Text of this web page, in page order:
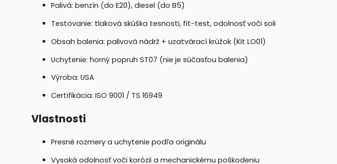
Palivá: benzín (do E20), diesel (do B5)
Testovanie: tlaková skúška tesnosti, fit-test, odolnosť voči soli
Obsah balenia: palivová nádrž + uzatvárací krúžok (Kit LO01)
Uchytenie: horný popruh ST07 (nie je súčasťou balenia)
Výroba: USA
Certifikácia: ISO 9001 / TS 16949
Vlastnosti
Presné rozmery a uchytenie podľa originálu
Vysoká odolnosť voči korózii a mechanickému poškodeniu